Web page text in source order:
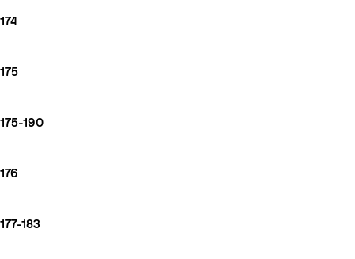
174
175
175-190
176
177-183